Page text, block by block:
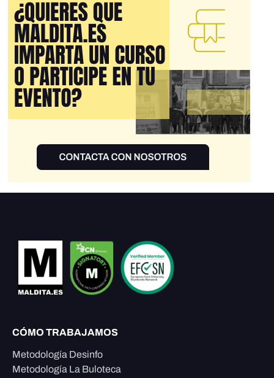
CÓMO TRABAJAMOS
Metodología Desinfo
Metodología La Buloteca